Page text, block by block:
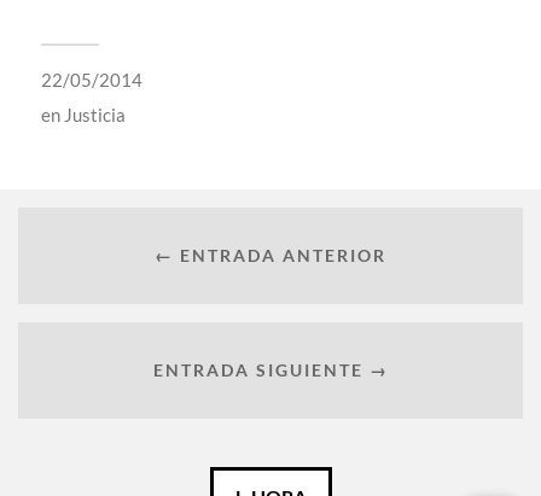
22/05/2014
en Justicia
← ENTRADA ANTERIOR
ENTRADA SIGUIENTE →